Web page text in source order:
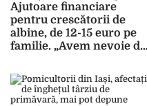
Ajutoare financiare
pentru crescătorii de
albine, de 12-15 euro pe
familie. „Avem nevoie de
repede”